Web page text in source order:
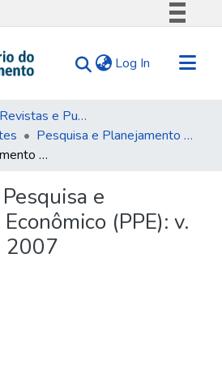
Comunica BR
Acesso à informação
Legislação
Log In (current)
Navegar por Revistas e Publicações Seriadas
Pesquisa e Planejamento Econômico (PPE)
Pesquisa e Planejamento Econômico (PPE): v. 37, n. 01, abr. 2007
Pesquisa e
(PPE): v.
2007